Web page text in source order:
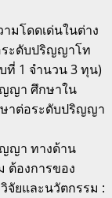
มโดดเด่นในต่าง
ระดับปริญญาโท
ที่ 1 จำนวน 3 ทุน)
ญา ศึกษาใน
ษาต่อระดับปริญญา
ญา ทางด้าน
ต้องการของ
จัยและนวัตกรรม :